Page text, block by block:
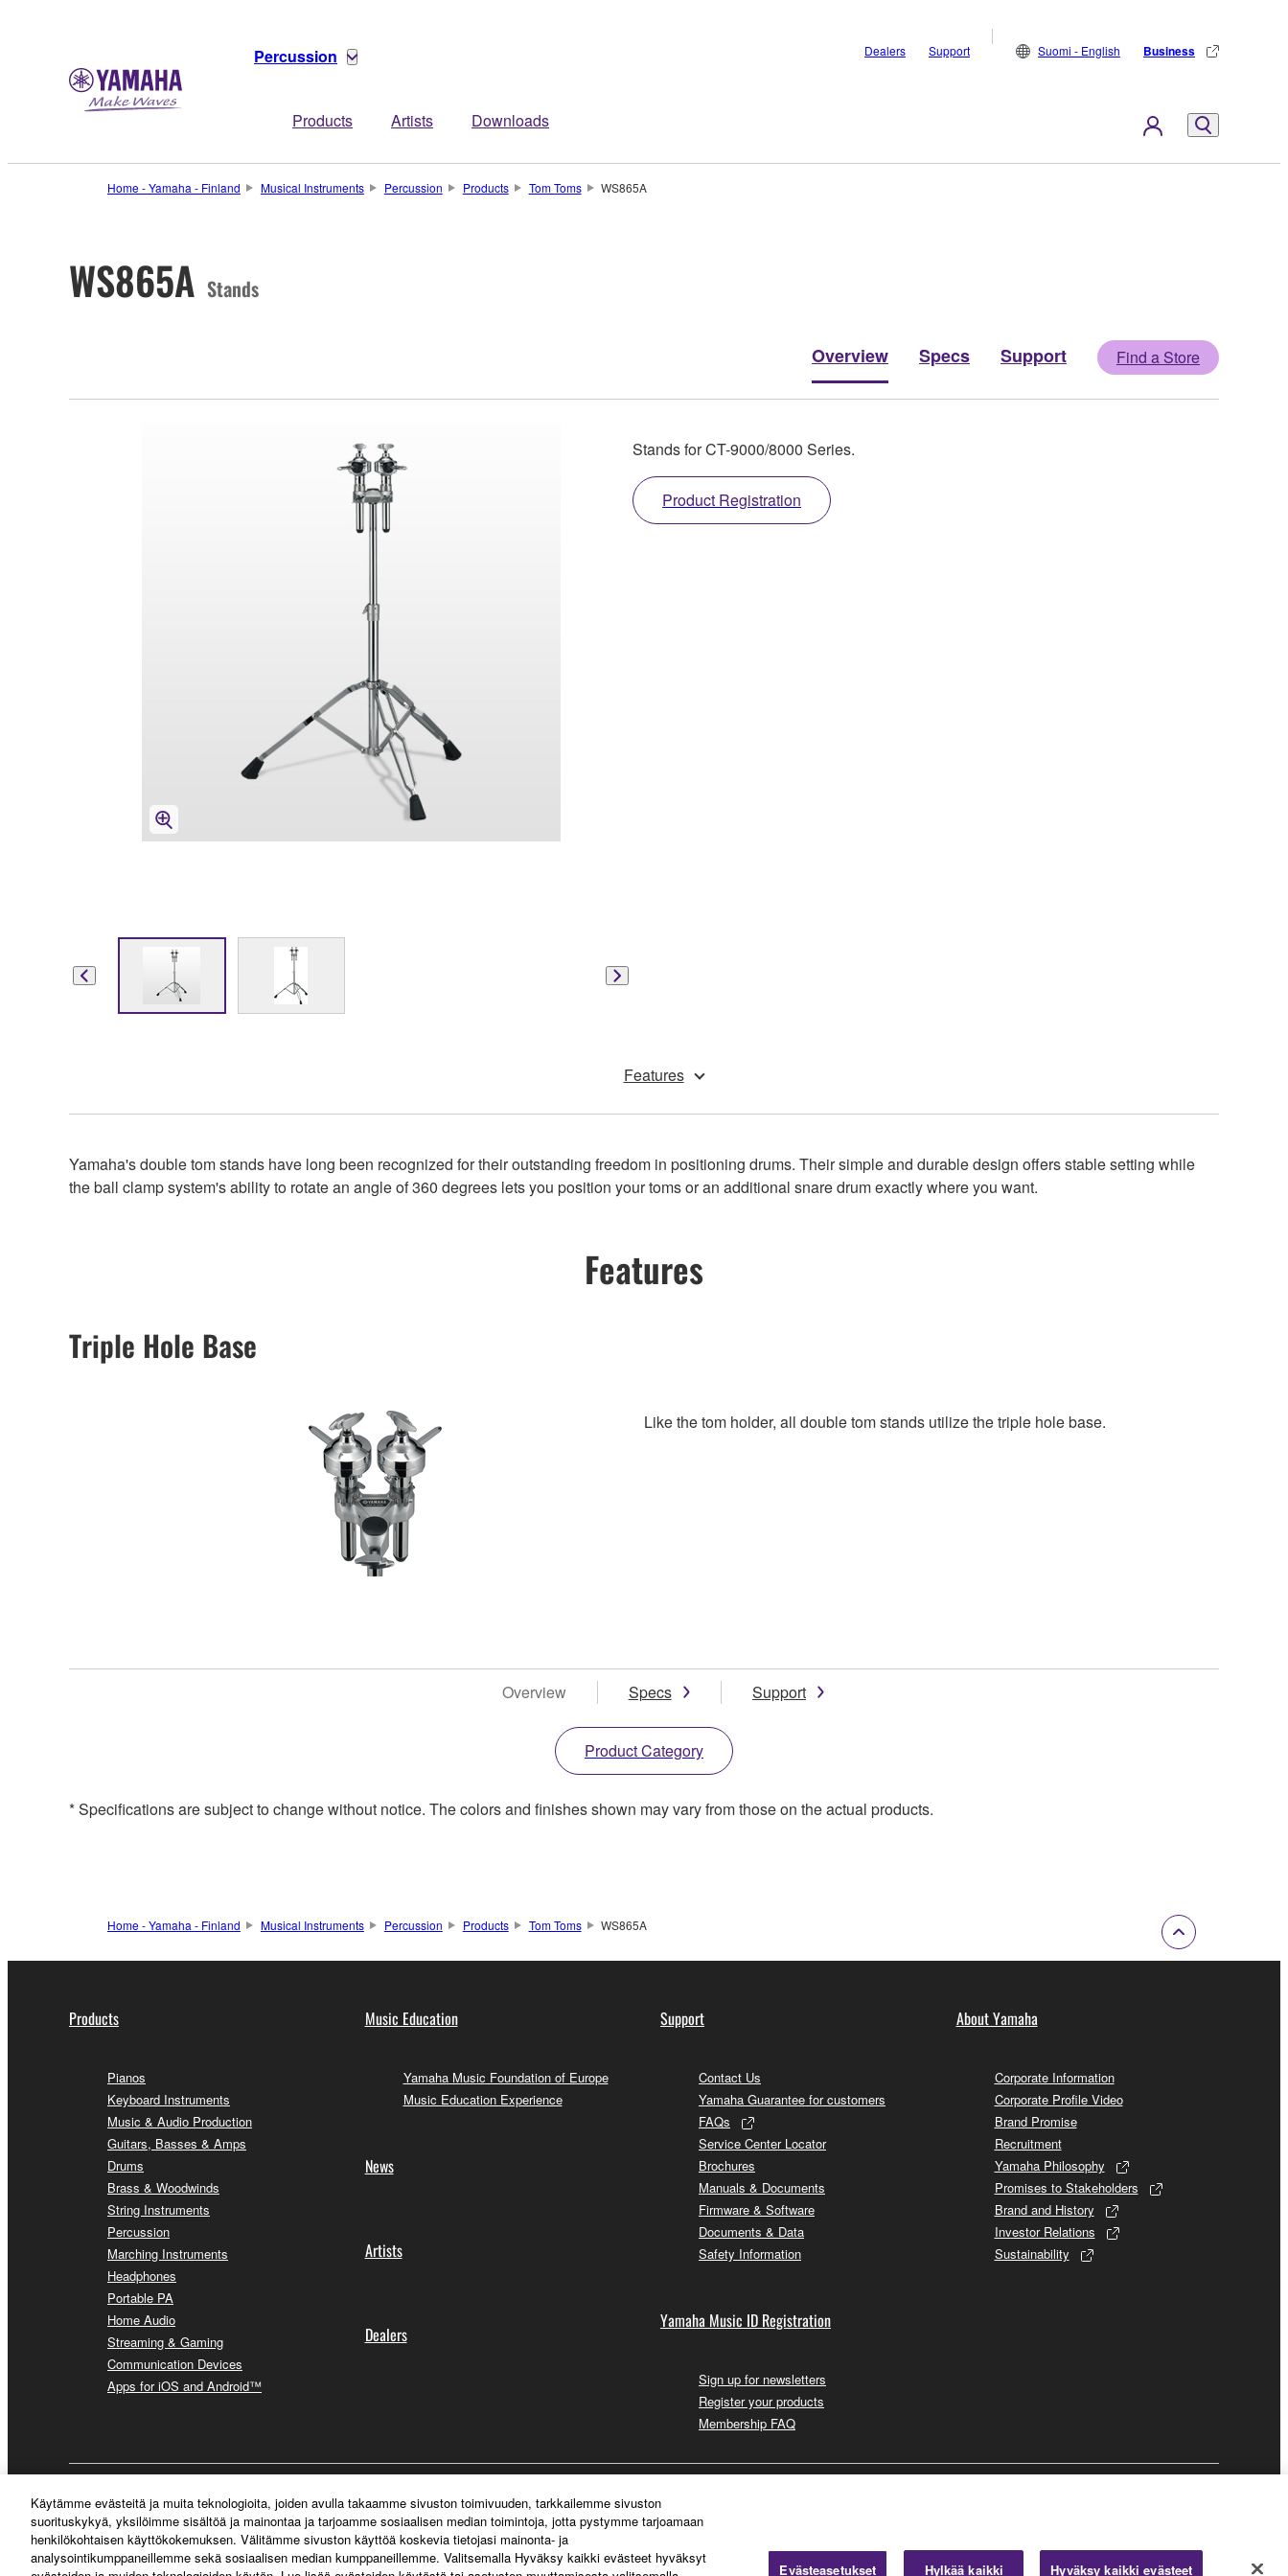
Percussion
Products Artists Downloads
Dealers Support Suomi - English Business
Home - Yamaha - Finland Musical Instruments Percussion Products Tom Toms WS865A
WS865A Stands
Overview Specs Support Find a Store
Stands for CT-9000/8000 Series.
Product Registration
Features
Yamaha's double tom stands have long been recognized for their outstanding freedom in positioning drums. Their simple and durable design offers stable setting while
the ball clamp system's ability to rotate an angle of 360 degrees lets you position your toms or an additional snare drum exactly where you want.
Features
Triple Hole Base
Like the tom holder, all double tom stands utilize the triple hole base.
Overview Specs Support
Product Category
* Specifications are subject to change without notice. The colors and finishes shown may vary from those on the actual products.
Home - Yamaha - Finland Musical Instruments Percussion Products Tom Toms WS865A
Products
Pianos
Keyboard Instruments
Music & Audio Production
Guitars, Basses & Amps
Drums
Brass & Woodwinds
String Instruments
Percussion
Marching Instruments
Headphones
Portable PA
Home Audio
Streaming & Gaming
Communication Devices
Apps for iOS and Android™
Music Education
Yamaha Music Foundation of Europe
Music Education Experience
News
Artists
Dealers
Support
Contact Us
Yamaha Guarantee for customers
FAQs
Service Center Locator
Brochures
Manuals & Documents
Firmware & Software
Documents & Data
Safety Information
Yamaha Music ID Registration
Sign up for newsletters
Register your products
Membership FAQ
About Yamaha
Corporate Information
Corporate Profile Video
Brand Promise
Recruitment
Yamaha Philosophy
Promises to Stakeholders
Brand and History
Investor Relations
Sustainability
Käytämme evästeitä ja muita teknologioita, joiden avulla takaamme sivuston toimivuuden, tarkkailemme sivuston
suorituskykyä, yksilöimme sisältöä ja mainontaa ja tarjoamme sosiaalisen median toimintoja, jotta pystymme tarjoamaan
henkilökohtaisen käyttökokemuksen. Välitämme sivuston käyttöä koskevia tietojasi mainonta- ja
analysointikumppaneillemme sekä sosiaalisen median kumppaneillemme. Valitsemalla Hyväksy kaikki evästeet hyväksyt
Evästeasetukset Hylkää kaikki Hyväksy kaikki evästeet